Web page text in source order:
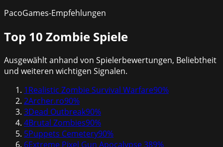
PacoGames-Empfehlungen
Top 10 Zombie Spiele
Ausgewählt anhand von Spielerbewertungen, Beliebtheit
und weiteren wichtigen Signalen.
1Realistic Zombie Survival Warfare90%
2Archer.ro90%
3Dead Outbreak90%
4Brutal Zombies90%
5Puppets Cemetery90%
6Extreme Pixel Gun Apocalypse 389%